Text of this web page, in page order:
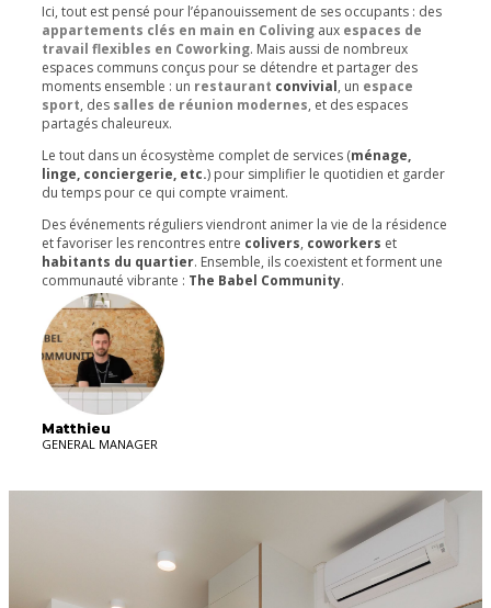
Ici, tout est pensé pour l’épanouissement de ses occupants : des
appartements clés en main en Coliving aux espaces de
travail flexibles en Coworking. Mais aussi de nombreux
espaces communs conçus pour se détendre et partager des
moments ensemble : un restaurant convivial, un espace
sport, des salles de réunion modernes, et des espaces
partagés chaleureux.
Le tout dans un écosystème complet de services (ménage,
linge, conciergerie, etc.) pour simplifier le quotidien et garder
du temps pour ce qui compte vraiment.
Des événements réguliers viendront animer la vie de la résidence
et favoriser les rencontres entre colivers, coworkers et
habitants du quartier. Ensemble, ils coexistent et forment une
communauté vibrante : The Babel Community.
Matthieu
GENERAL MANAGER